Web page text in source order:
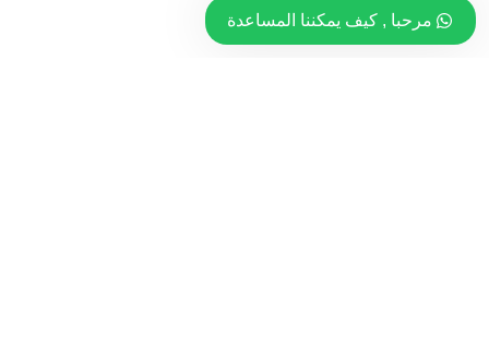
مرحبا , كيف يمكننا المساعدة